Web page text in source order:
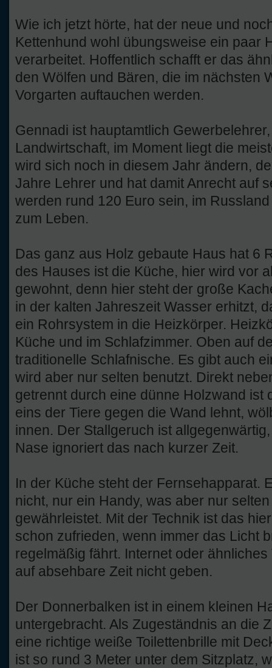
Wie ich jetzt hörte, hat der neue und
Kettenhund wohl übungsweise ein paar
verarbeitet. Hoffentlich schafft er das
den Wölfen und Bären, die im nächsten
Vorgarten auftauchen werden.
Gennadi ist hauptamtlich
Landwirtschaft, im Moment liegt die
wird sich noch in diesem Jahr ändern,
Jahre Lehrer und hat damit Anrecht auf
werden rund 120 Euro sein, im
zum Leben.
Das ganz aus Holz gebaute Haus hat 6
des Hauses ist die Küche, hier wird vor
gewohnt, denn hier steht der große
in der kalten Jahreszeit Wasser erhitzt,
ein Rohrsystem in die Heizkörper.
Küche und im Schlafzimmer. Oben auf
traditionelle Schlafnische. Es gibt auch
wird aber nur selten benutzt. Direkt
getrennt durch eine dünne Holzwand ist
eins der Tiere gegen die Wand lehnt,
innen. Der Stallgeruch ist
Nase ignoriert das nach kurzer Zeit.
In der Küche steht der Fernsehapparat.
nicht, nur ein Handy, was aber nur
gewährleistet. Mit der Technik ist das
schon zufrieden, wenn immer das Licht
regelmäßig fährt. Internet oder
auf absehbare Zeit nicht geben.
Der Donnerbalken ist in einem kleinen
untergebracht. Als Zugeständnis an die
eine richtige weiße Toilettenbrille mit
ist so rund 3 Meter unter dem Sitzplatz,